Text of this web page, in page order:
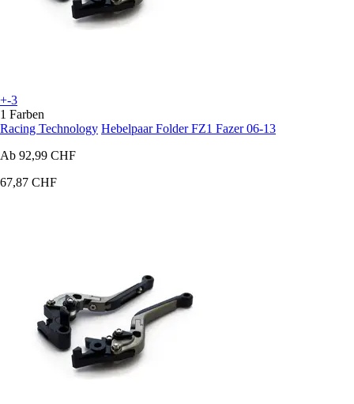
+-3
1 Farben
Racing Technology Hebelpaar Folder FZ1 Fazer 06-13
Ab 92,99 CHF
67,87 CHF